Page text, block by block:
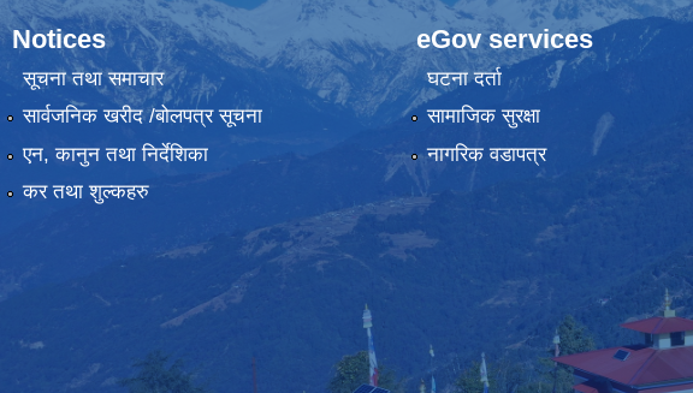
Notices
सूचना तथा समाचार
सार्वजनिक खरीद /बोलपत्र सूचना
एन, कानुन तथा निर्देशिका
कर तथा शुल्कहरु
eGov services
घटना दर्ता
सामाजिक सुरक्षा
नागरिक वडापत्र